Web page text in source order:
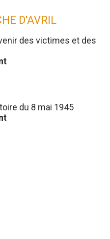
D'AVRIL
des victimes et des
du 8 mai 1945